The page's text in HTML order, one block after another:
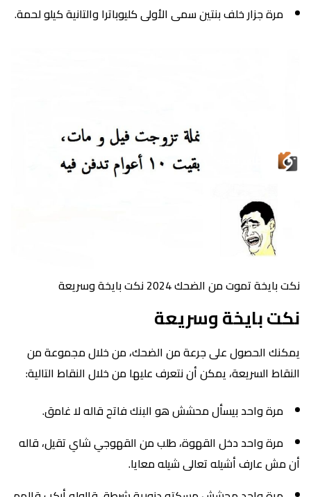
مرة جزار خلف بنتين سمى الأولى كليوباترا والتانية كيلو لحمة.
نكت بايخة تموت من الضحك 2024 نكت بايخة وسريعة
نكت بايخة وسريعة
يمكنك الحصول على جرعة من الضحك، من خلال مجموعة من
النقاط السريعة، يمكن أن نتعرف عليها من خلال النقاط التالية:
مرة واحد بيسأل محشش هو البنك فاتح قاله لا غامق.
مرة واحد دخل القهوة، طلب من القهوجي شاي تقيل، قاله
أن مش عارف أشيله تعالى شيله معايا.